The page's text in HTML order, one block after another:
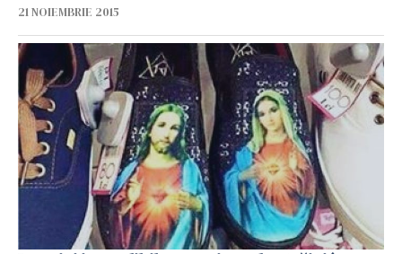
21 NOIEMBRIE 2015